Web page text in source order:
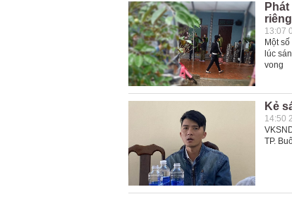
riêng
13:07
Một
lúc
vong
Kẻ
14:50
TP.